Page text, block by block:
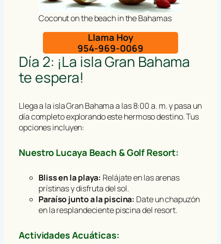
Coconut on the beach in the Bahamas
Llama Hoy
954-969-0069
Día 2: ¡La isla Gran Bahama
te espera!
Llega a la isla Gran Bahama a las 8:00 a. m. y pasa un
día completo explorando este hermoso destino. Tus
opciones incluyen:
Nuestro Lucaya Beach & Golf Resort:
Bliss en la playa: Relájate en las arenas
prístinas y disfruta del sol.
Paraíso junto a la piscina: Date un chapuzón
en la resplandeciente piscina del resort.
Actividades Acuáticas: